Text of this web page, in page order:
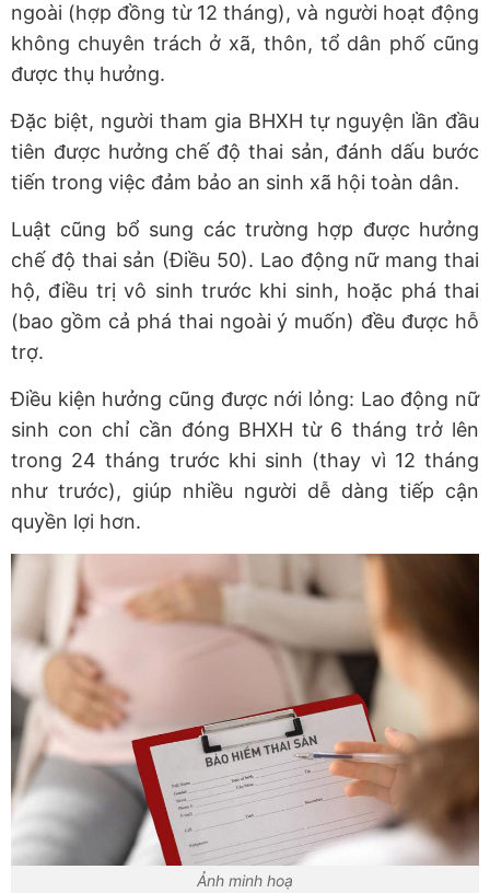
ngoài (hợp đồng từ 12 tháng), và người hoạt động
không chuyên trách ở xã, thôn, tổ dân phố cũng
được thụ hưởng.
Đặc biệt, người tham gia BHXH tự nguyện lần đầu
tiên được hưởng chế độ thai sản, đánh dấu bước
tiến trong việc đảm bảo an sinh xã hội toàn dân.
Luật cũng bổ sung các trường hợp được hưởng
chế độ thai sản (Điều 50). Lao động nữ mang thai
hộ, điều trị vô sinh trước khi sinh, hoặc phá thai
(bao gồm cả phá thai ngoài ý muốn) đều được hỗ
trợ.
Điều kiện hưởng cũng được nới lỏng: Lao động nữ
sinh con chỉ cần đóng BHXH từ 6 tháng trở lên
trong 24 tháng trước khi sinh (thay vì 12 tháng
như trước), giúp nhiều người dễ dàng tiếp cận
quyền lợi hơn.
Ảnh minh hoạ